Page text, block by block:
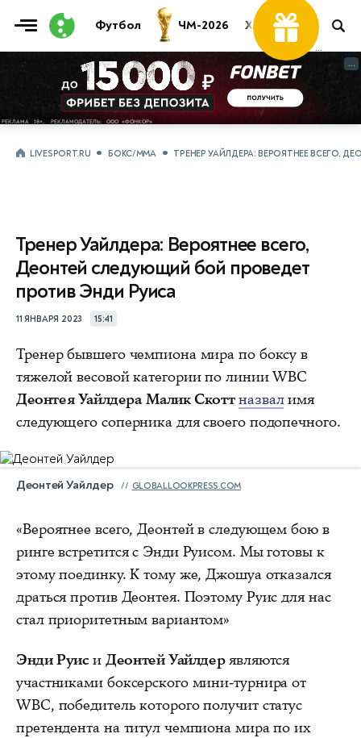
Футбол ЧМ-2026 Хоккей Теннис
...
...
LIVESPORT.RU БОКС/ММА ТРЕНЕР УАЙЛДЕРА: ВЕРОЯТНЕЕ ВСЕГО,
Тренер Уайлдера: Вероятнее всего,
Деонтей следующий бой проведет
против Энди Руиса
11 ЯНВАРЯ 2023 15:41
Тренер бывшего чемпиона мира по боксу в
тяжелой весовой категории по линии WBC
Деонтея Уайлдера Малик Скотт назвалимя
следующего соперника для своего подопечного.
Деонтей Уайлдер GLOBALLOOKPRESS.COM
«Вероятнее всего, Деонтей в следующем бою в
ринге встретится с Энди Руисом. Мы готовы к
этому поединку. К тому же, Джошуа отказался
драться против Деонтея. Поэтому Руис для нас
стал приоритетным вариантом»
Энди Руис иДеонтей Уайлдерявляются
участниками боксерского мини-турнира от
WBC, победитель которого получит статус
претендента на титул чемпиона мира по их